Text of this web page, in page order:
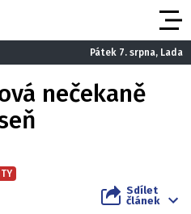
Pátek 7. srpna, Lada
nečekaně
Sdílet
článek